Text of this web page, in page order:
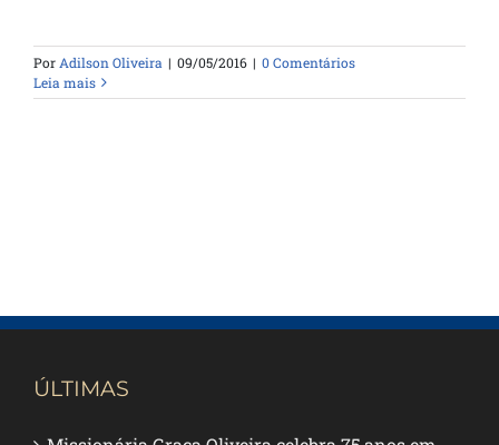
PorAdilson Oliveira | 09/05/2016 | 0 Comentários
Leia mais
ÚLTIMAS